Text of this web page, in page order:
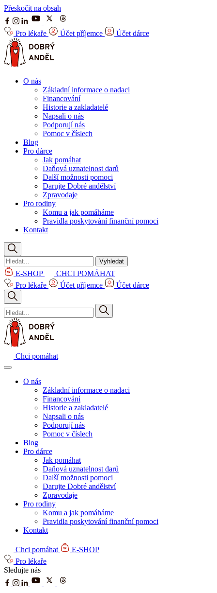
Přeskočit na obsah
Pro lékaře Účet příjemce Účet dárce
O nás
Základní informace o nadaci
Financování
Historie a zakladatelé
Napsali o nás
Podporují nás
Pomoc v číslech
Blog
Pro dárce
Jak pomáhat
Daňová uznatelnost darů
Další možnosti pomoci
Darujte Dobré andělství
Zpravodaje
Pro rodiny
Komu a jak pomáháme
Pravidla poskytování finanční pomoci
Kontakt
Vyhledat
E-SHOP
CHCI POMÁHAT
Pro lékaře
Účet příjemce Účet dárce
Chci pomáhat
O nás
Základní informace o nadaci
Financování
Historie a zakladatelé
Napsali o nás
Podporují nás
Pomoc v číslech
Blog
Pro dárce
Jak pomáhat
Daňová uznatelnost darů
Další možnosti pomoci
Darujte Dobré andělství
Zpravodaje
Pro rodiny
Komu a jak pomáháme
Pravidla poskytování finanční pomoci
Kontakt
Chci pomáhat
E-SHOP
Pro lékaře
Sledujte nás